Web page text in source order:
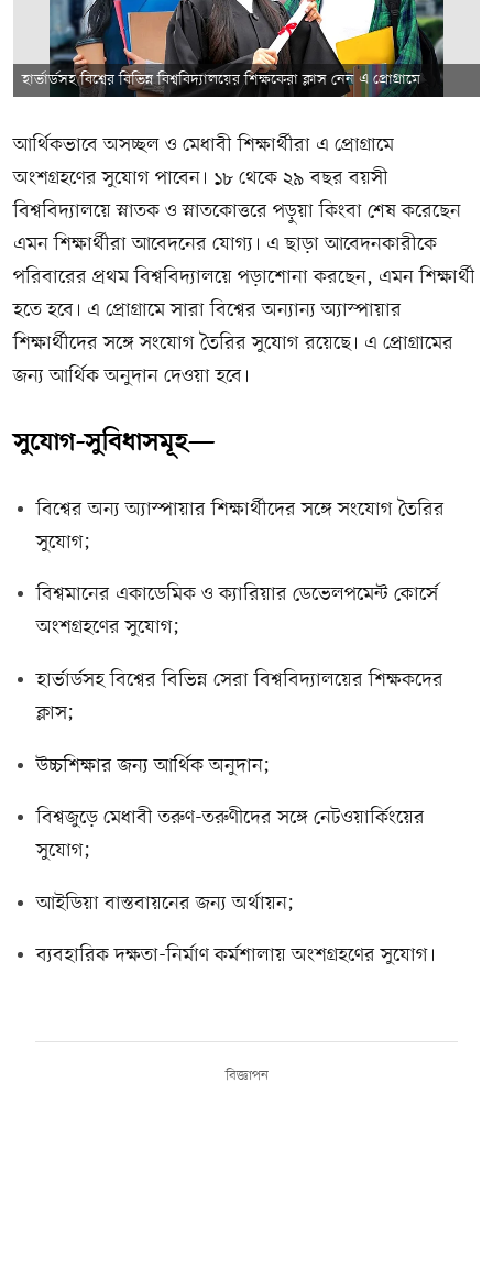
হার্ভার্ডসহ বিশ্বের বিভিন্ন বিশ্ববিদ্যালয়ের শিক্ষকেরা ক্লাস নেন এ প্রোগ্রামে
আর্থিকভাবে অসচ্ছল ও মেধাবী শিক্ষার্থীরা এ প্রোগ্রামে
অংশগ্রহণের সুযোগ পাবেন। ১৮ থেকে ২৯ বছর বয়সী
বিশ্ববিদ্যালয়ে স্নাতক ও স্নাতকোত্তরে পড়ুয়া কিংবা শেষ করেছেন
এমন শিক্ষার্থীরা আবেদনের যোগ্য। এ ছাড়া আবেদনকারীকে
পরিবারের প্রথম বিশ্ববিদ্যালয়ে পড়াশোনা করছেন, এমন শিক্ষার্থী
হতে হবে। এ প্রোগ্রামে সারা বিশ্বের অন্যান্য অ্যাস্পায়ার
শিক্ষার্থীদের সঙ্গে সংযোগ তৈরির সুযোগ রয়েছে। এ প্রোগ্রামের
জন্য আর্থিক অনুদান দেওয়া হবে।
সুযোগ-সুবিধাসমূহ—
বিশ্বের অন্য অ্যাস্পায়ার শিক্ষার্থীদের সঙ্গে সংযোগ তৈরির
সুযোগ;
বিশ্বমানের একাডেমিক ও ক্যারিয়ার ডেভেলপমেন্ট কোর্সে
অংশগ্রহণের সুযোগ;
হার্ভার্ডসহ বিশ্বের বিভিন্ন সেরা বিশ্ববিদ্যালয়ের শিক্ষকদের
ক্লাস;
উচ্চশিক্ষার জন্য আর্থিক অনুদান;
বিশ্বজুড়ে মেধাবী তরুণ-তরুণীদের সঙ্গে নেটওয়ার্কিংয়ের
সুযোগ;
আইডিয়া বাস্তবায়নের জন্য অর্থায়ন;
ব্যবহারিক দক্ষতা-নির্মাণ কর্মশালায় অংশগ্রহণের সুযোগ।
বিজ্ঞাপন